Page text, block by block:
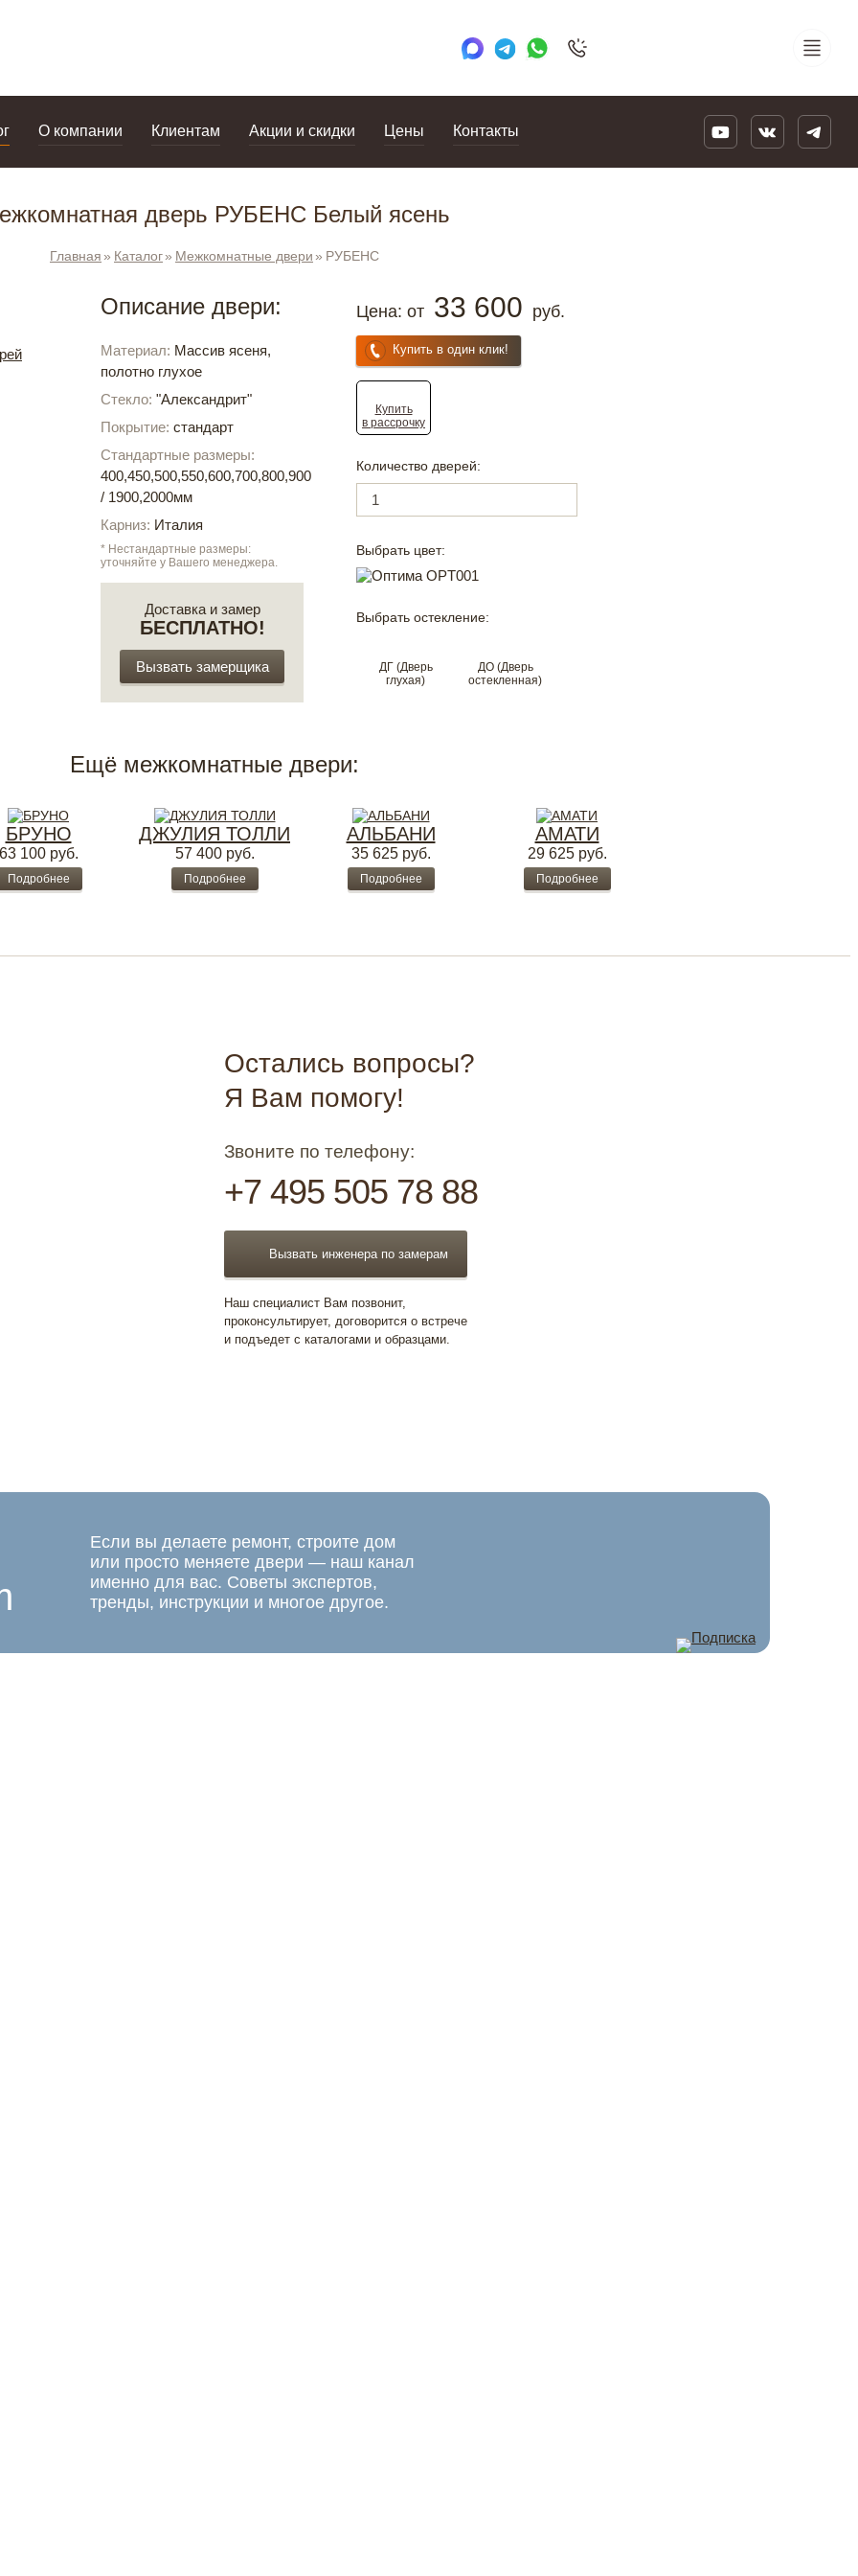
О компании Клиентам Акции и скидки Цены Контакты
дверь РУБЕНС Белый ясень
Главная Каталог Межкомнатные двери РУБЕНС
Цена: от 33 600 руб.
Купить в один клик!
Купить
в рассрочку
Количество дверей:
Выбрать цвет:
Выбрать остекление:
ДГ (Дверь
глухая)
ДО (Дверь
остекленная)
Описание двери:
Материал: Массив ясеня,
полотно глухое
Стекло: "Александрит"
Покрытие: стандарт
Стандартные размеры:
400,450,500,550,600,700,800,900
/ 1900,2000мм
Карниз: Италия
* Нестандартные размеры:
уточняйте у Вашего менеджера.
Доставка и замер
БЕСПЛАТНО!
Вызвать замерщика
Ещё межкомнатные двери:
БРУНО
63 100 руб.
Подробнее
ДЖУЛИЯ ТОЛЛИ
57 400 руб.
Подробнее
АЛЬБАНИ
35 625 руб.
Подробнее
АМАТИ
29 625 руб.
Подробнее
Остались вопросы?
Я Вам помогу!
Звоните по телефону:
+7 495 505 78 88
Вызвать инженера по замерам
Наш специалист Вам позвонит,
проконсультирует, договорится о встрече
и подъедет с каталогами и образцами.
Если вы делаете ремонт, строите дом
или просто меняете двери — наш канал
именно для вас. Советы экспертов,
тренды, инструкции и многое другое.